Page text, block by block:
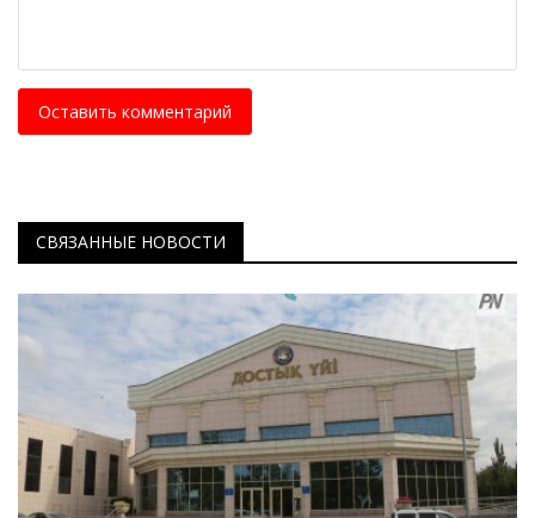
Оставить комментарий
СВЯЗАННЫЕ НОВОСТИ